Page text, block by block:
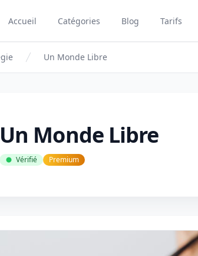
Accueil Catégories Blog Tarifs
Un Monde Libre
Un Monde Libre
Vérifié Premium